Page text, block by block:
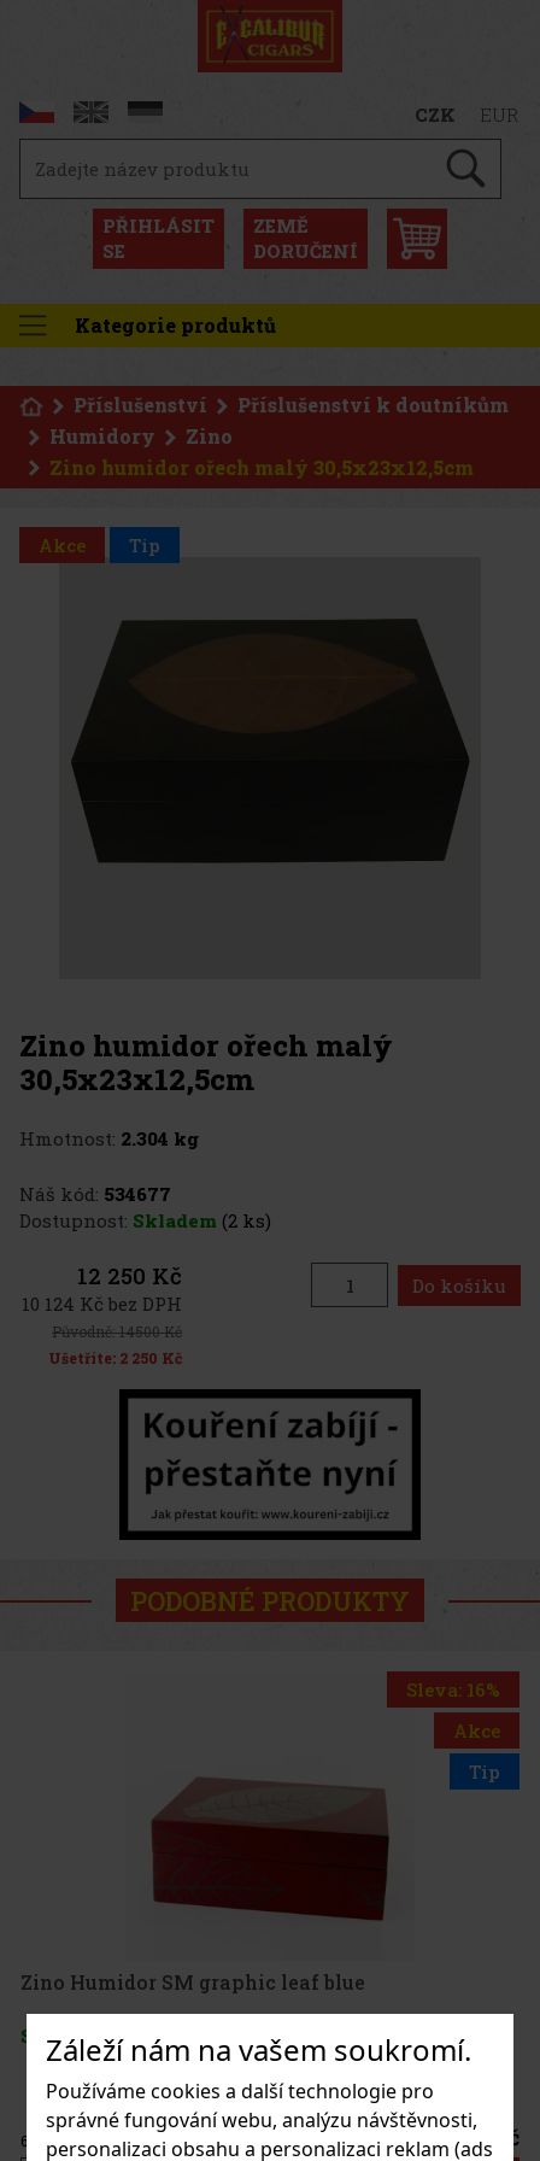
Záleží nám na vašem soukromí.
Používáme cookies a další technologie pro
správné fungování webu, analýzu návštěvnosti,
personalizaci obsahu a personalizaci reklam (ads
CZK EUR
PŘIHLÁSIT
SE
ZEMĚ
DORUČENÍ
Kategorie produktů
Příslušenství
Příslušenství k doutníkům
Humidory
Zino
Zino humidor ořech malý 30,5x23x12,5cm
Zino humidor ořech malý
30,5x23x12,5cm
Hmotnost: 2.304 kg
Náš kód: 534677
Dostupnost: Skladem (2 ks)
12 250 Kč
10 124 Kč bez DPH
Původně:14500 Kč
Ušetříte: 2 250 Kč
Do košíku
Akce Tip
PODOBNÉ PRODUKTY
Sleva: 16%
Akce
Tip
Zino Humidor SM graphic leaf blue
SKLADEM(2 ks)
6 798 Kč bez DPH 8 225 Kč